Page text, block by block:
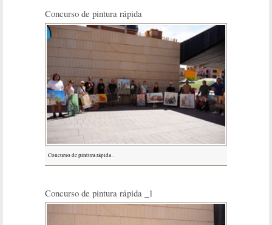
Concurso de pintura rápida
Concurso de pintura rápida .
Concurso de pintura rápida _1